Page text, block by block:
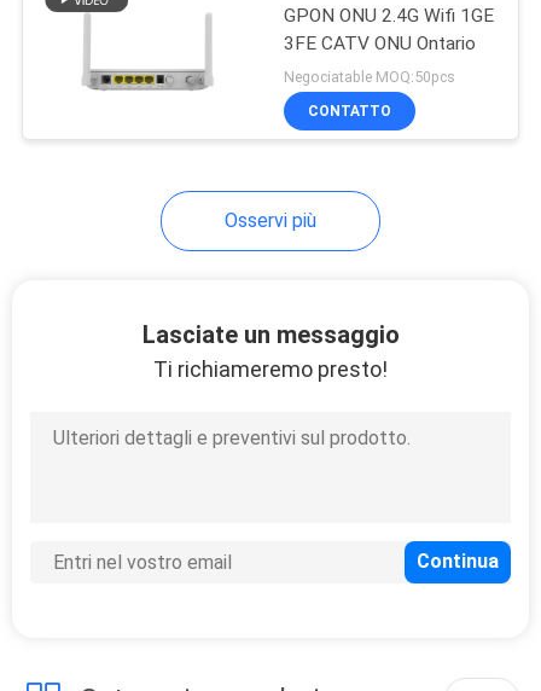
Separatore a fibra
fibra ottica
GPON ONU 2.4G Wifi 1GE
3FE CATV ONU Ontario
Negociatable MOQ:50pcs
CONTATTO
Osservi più
Lasciate un messaggio
Ti richiameremo presto!